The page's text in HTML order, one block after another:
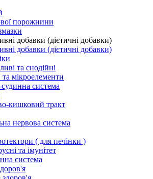
порожнини
добавки (дієтичні добавки)
добавки (дієтичні добавки)
та снодійні
та мікроелементи
система
кишковий тракт
нервова система
( для печінки )
та імунітет
система